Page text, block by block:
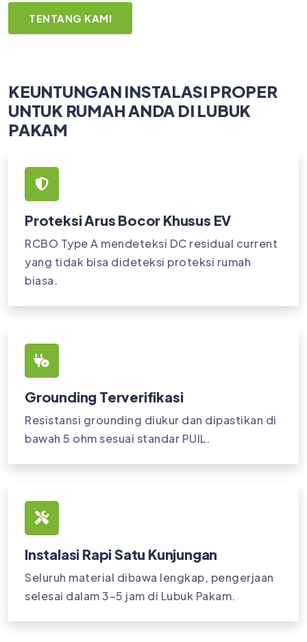
TENTANG KAMI
KEUNTUNGAN INSTALASI PROPER
UNTUK RUMAH ANDA DI LUBUK
PAKAM
Proteksi Arus Bocor Khusus EV
RCBO Type A mendeteksi DC residual current
yang tidak bisa dideteksi proteksi rumah
biasa.
Grounding Terverifikasi
Resistansi grounding diukur dan dipastikan di
bawah 5 ohm sesuai standar PUIL.
Instalasi Rapi Satu Kunjungan
Seluruh material dibawa lengkap, pengerjaan
selesai dalam 3–5 jam di Lubuk Pakam.